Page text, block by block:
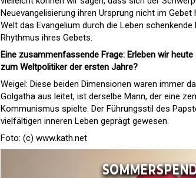
Neuevangelisierung ihren Ursprung nicht im
Welt das Evangelium durch die Leben
Rhythmus ihres Gebets.
Eine zusammenfassende Frage: Erleben wir
zum Weltpolitiker der ersten Jahre?
Weigel: Diese beiden Dimensionen waren immer
Golgatha aus leitet, ist derselbe Mann, der eine
Kommunismus spielte. Der Führungsstil des
vielfältigen inneren Leben geprägt gewesen.
Foto: (c) www.kath.net